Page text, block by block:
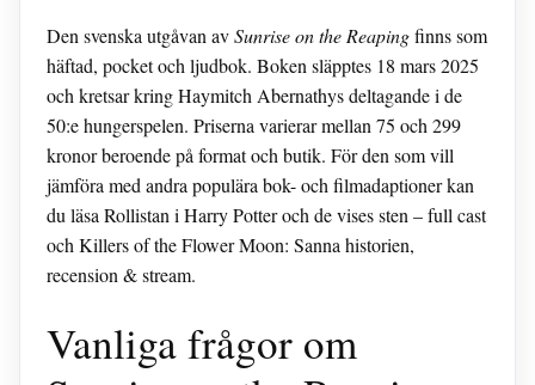
Den svenska utgåvan avSunrise on the Reapingfinns som
häftad, pocket och ljudbok. Boken släpptes 18 mars 2025
och kretsar kring Haymitch Abernathys deltagande i de
50:e hungerspelen. Priserna varierar mellan 75 och 299
kronor beroende på format och butik. För den som vill
jämföra med andra populära bok- och filmadaptioner kan
du läsa Rollistan i Harry Potter och de vises sten – full cast
och Killers of the Flower Moon: Sanna historien,
recension & stream.
Vanliga frågor om